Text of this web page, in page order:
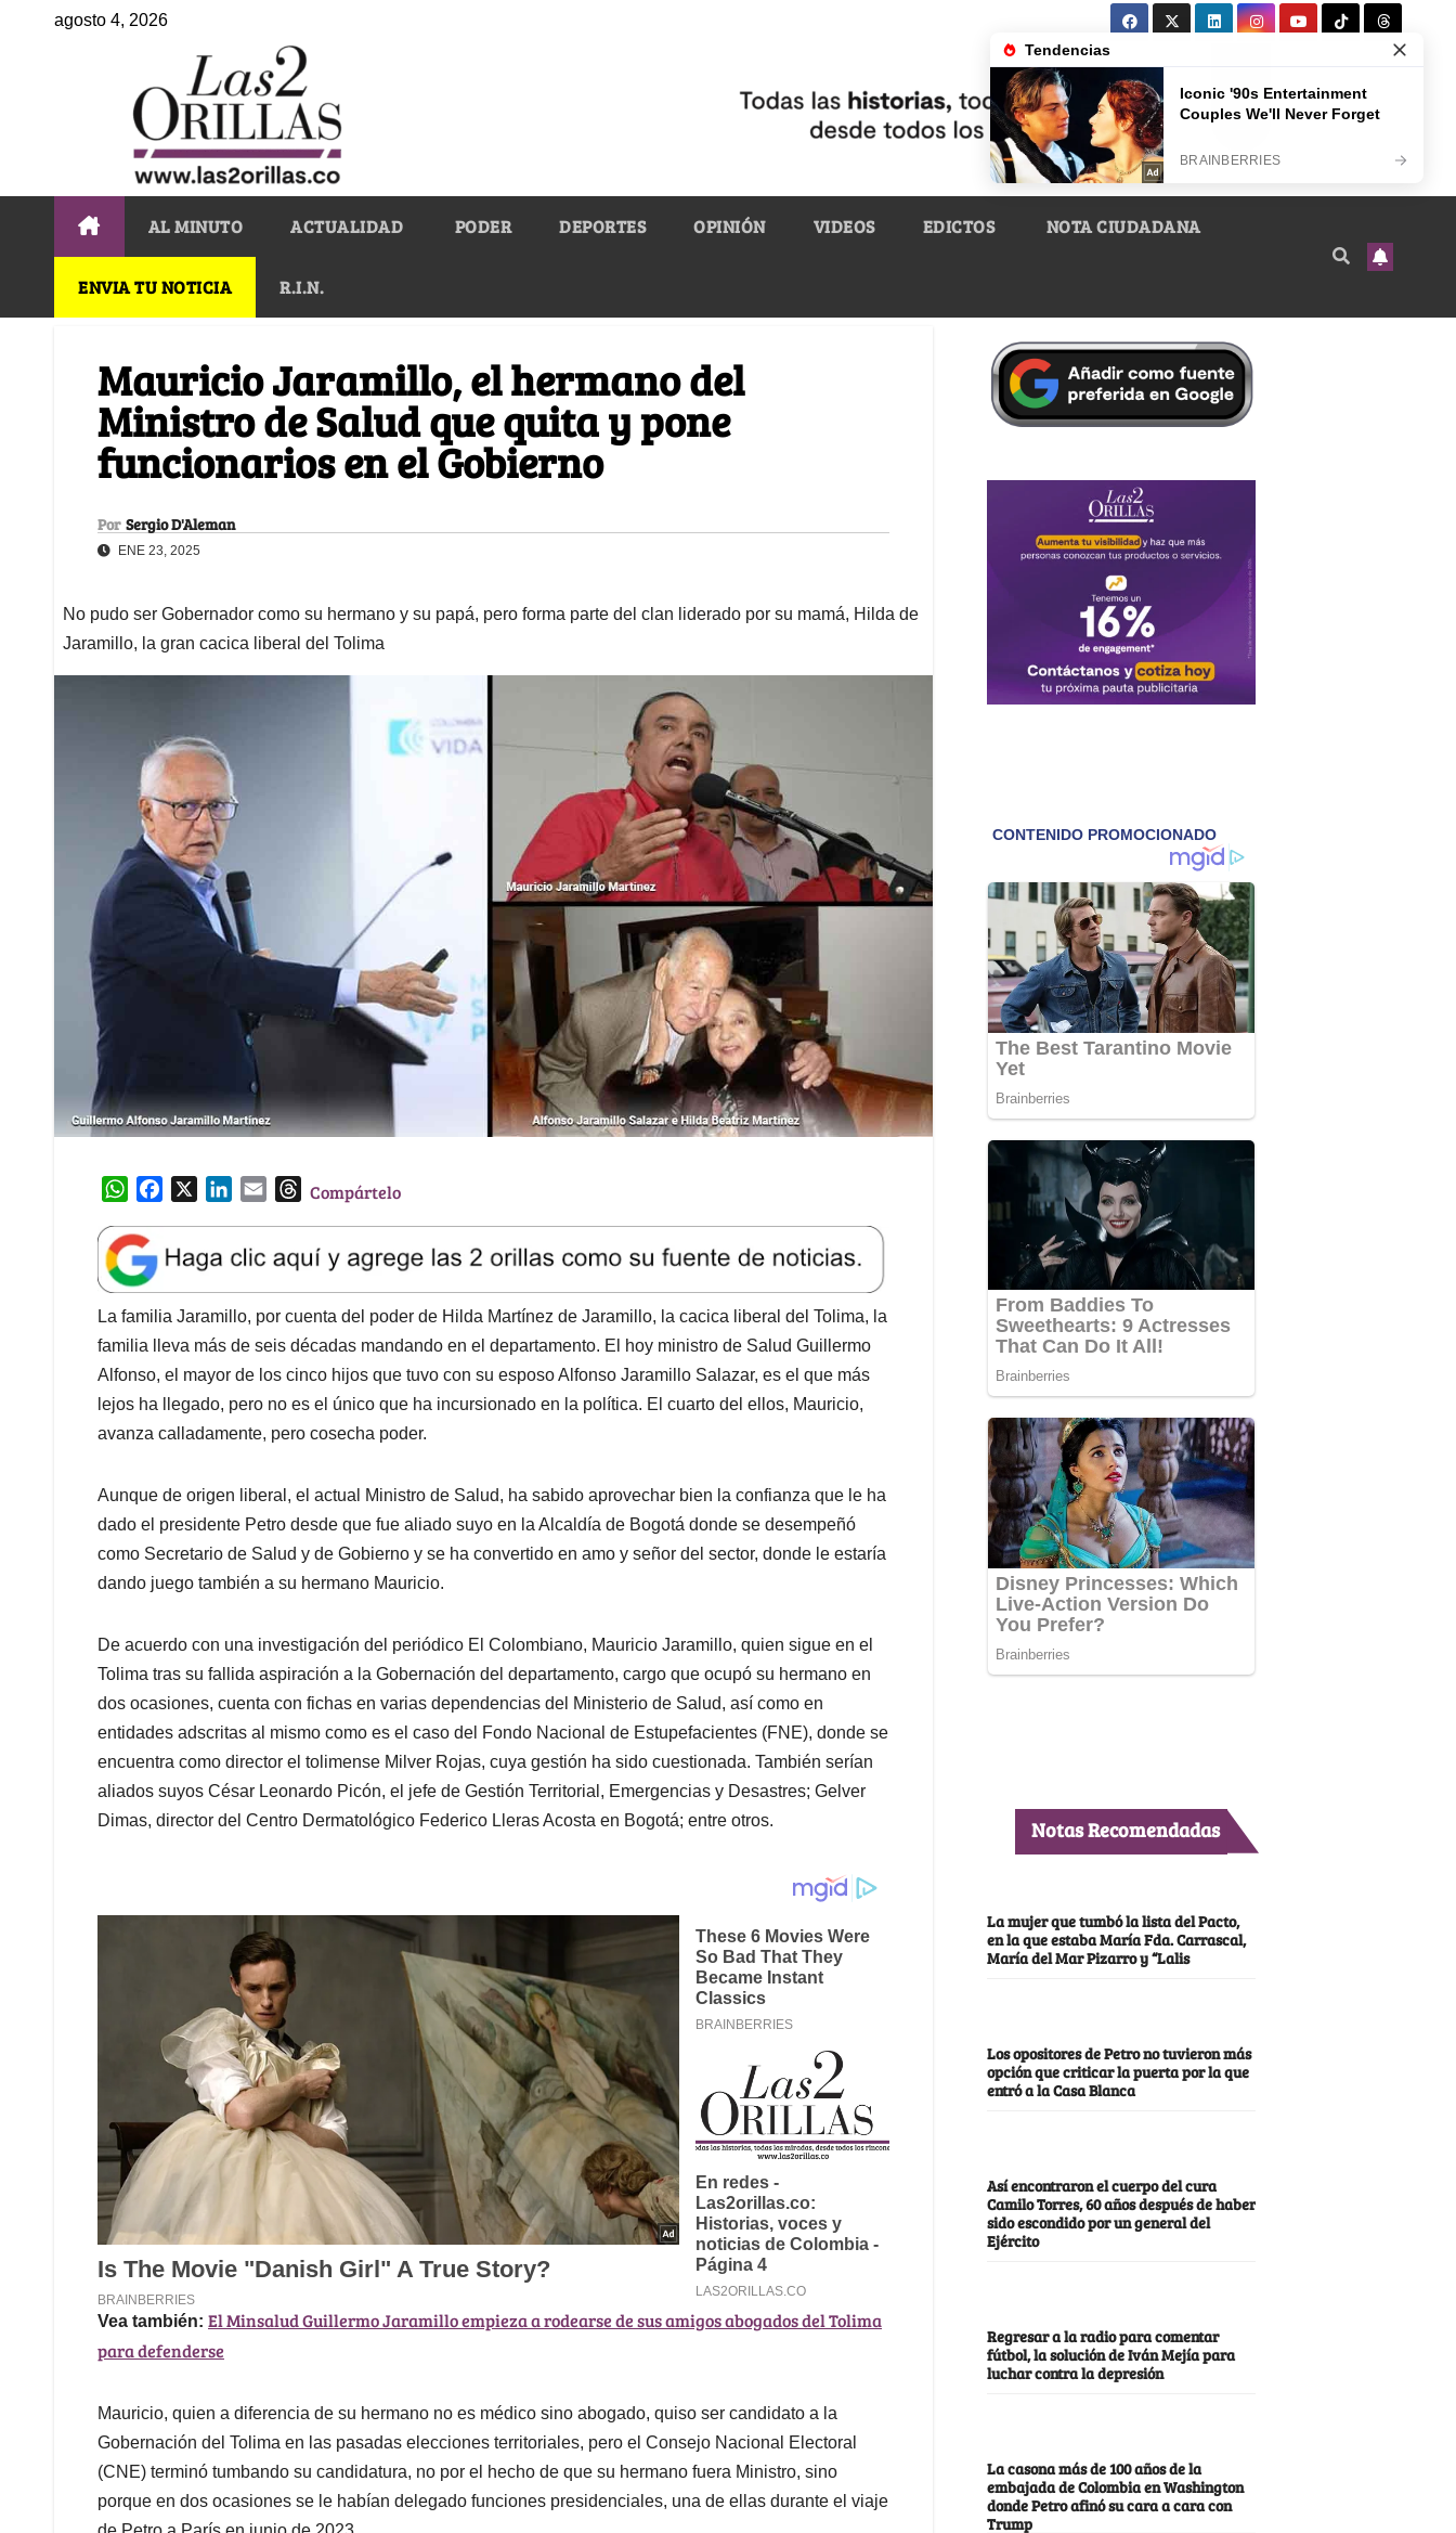
agosto 4, 2026
AL MINUTO ACTUALIDAD PODER DEPORTES OPINIÓN VIDEOS EDICTOS NOTA CIUDADANA
ENVIA TU NOTICIA R.I.N.
Mauricio Jaramillo, el hermano del
Ministro de Salud que quita y pone
funcionarios en el Gobierno
Por Sergio D'Aleman
ENE 23, 2025
No pudo ser Gobernador como su hermano y su papá, pero forma parte del clan liderado por su mamá, Hilda de
Jaramillo, la gran cacica liberal del Tolima
W
a
t
s
A
p
p
e
b
o
o
k
k
e
d
I
n
l
T
e
a
d
s
Compártelo
La familia Jaramillo, por cuenta del poder de Hilda Martínez de Jaramillo, la cacica liberal del Tolima, la
familia lleva más de seis décadas mandando en el departamento. El hoy ministro de Salud Guillermo
Alfonso, el mayor de los cinco hijos que tuvo con su esposo Alfonso Jaramillo Salazar, es el que más
lejos ha llegado, pero no es el único que ha incursionado en la política. El cuarto del ellos, Mauricio,
avanza calladamente, pero cosecha poder.
Aunque de origen liberal, el actual Ministro de Salud, ha sabido aprovechar bien la confianza que le ha
dado el presidente Petro desde que fue aliado suyo en la Alcaldía de Bogotá donde se desempeñó
como Secretario de Salud y de Gobierno y se ha convertido en amo y señor del sector, donde le estaría
dando juego también a su hermano Mauricio.
De acuerdo con una investigación del periódico El Colombiano, Mauricio Jaramillo, quien sigue en el
Tolima tras su fallida aspiración a la Gobernación del departamento, cargo que ocupó su hermano en
dos ocasiones, cuenta con fichas en varias dependencias del Ministerio de Salud, así como en
entidades adscritas al mismo como es el caso del Fondo Nacional de Estupefacientes (FNE), donde se
encuentra como director el tolimense Milver Rojas, cuya gestión ha sido cuestionada. También serían
aliados suyos César Leonardo Picón, el jefe de Gestión Territorial, Emergencias y Desastres; Gelver
Dimas, director del Centro Dermatológico Federico Lleras Acosta en Bogotá; entre otros.
Vea también: El Minsalud Guillermo Jaramillo empieza a rodearse de sus amigos abogados del Tolima
para defenderse
Mauricio, quien a diferencia de su hermano no es médico sino abogado, quiso ser candidato a la
Gobernación del Tolima en las pasadas elecciones territoriales, pero el Consejo Nacional Electoral
(CNE) terminó tumbando su candidatura, no por el hecho de que su hermano fuera Ministro, sino
porque en dos ocasiones se le habían delegado funciones presidenciales, una de ellas durante el viaje
Notas Recomendadas
La mujer que tumbó la lista del Pacto,
en la que estaba María Fda. Carrascal,
María del Mar Pizarro y “Lalis
Los opositores de Petro no tuvieron más
opción que criticar la puerta por la que
entró a la Casa Blanca
Así encontraron el cuerpo del cura
Camilo Torres, 60 años después de haber
sido escondido por un general del
Ejército
Regresar a la radio para comentar
fútbol, la solución de Iván Mejía para
luchar contra la depresión
La casona más de 100 años de la
embajada de Colombia en Washington
donde Petro afinó su cara a cara con
Trump